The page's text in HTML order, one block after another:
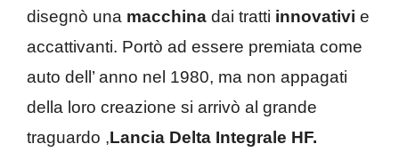
disegnò una macchina dai tratti innovativi e
accattivanti. Portò ad essere premiata come
auto dell’ anno nel 1980, ma non appagati
della loro creazione si arrivò al grande
traguardo ,Lancia Delta Integrale HF.